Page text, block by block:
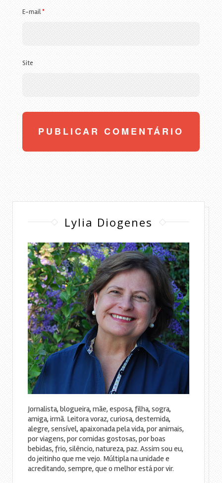
E-mail*
Site
Lylia Diogenes
Jornalista, blogueira, mãe, esposa, filha, sogra,
amiga, irmã. Leitora voraz, curiosa, destemida,
alegre, sensível, apaixonada pela vida, por animais,
por viagens, por comidas gostosas, por boas
bebidas, frio, silêncio, natureza, paz. Assim sou eu,
do jeitinho que me vejo. Múltipla na unidade e
acreditando, sempre, que o melhor está por vir.